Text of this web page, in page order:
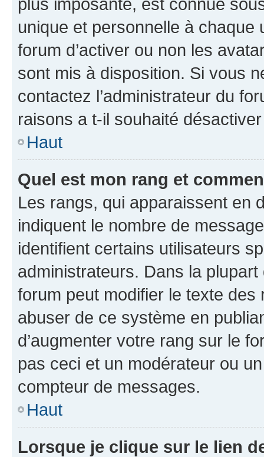
unique et personnelle à chaque
forum d’activer ou non les
sont mis à disposition. Si vous
contactez l’administrateur du
raisons a t-il souhaité
Haut
Quel est mon rang et
Les rangs, qui apparaissent en
indiquent le nombre de
identifient certains utilisateurs
administrateurs. Dans la
forum peut modifier le texte
abuser de ce système en
d’augmenter votre rang sur le
pas ceci et un modérateur ou
compteur de messages.
Haut
Lorsque je clique sur le lien